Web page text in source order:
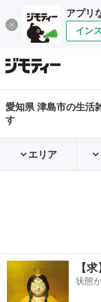
アプリ
イン
愛知県 津島市の生活
す
エリア
【
状態